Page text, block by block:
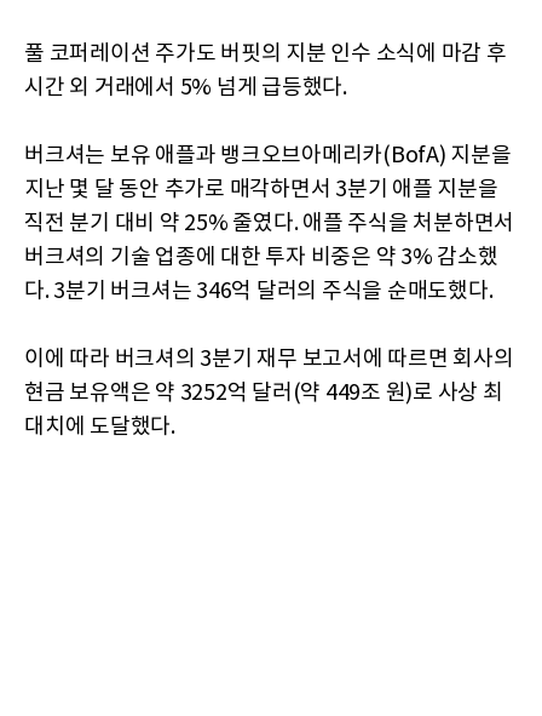
풀 코퍼레이션 주가도 버핏의 지분 인수 소식에 마감 후
시간 외 거래에서 5% 넘게 급등했다.
버크셔는 보유 애플과 뱅크오브아메리카(BofA) 지분을
지난 몇 달 동안 추가로 매각하면서 3분기 애플 지분을
직전 분기 대비 약 25% 줄였다. 애플 주식을 처분하면서
버크셔의 기술 업종에 대한 투자 비중은 약 3% 감소했
다. 3분기 버크셔는 346억 달러의 주식을 순매도했다.
이에 따라 버크셔의 3분기 재무 보고서에 따르면 회사의
현금 보유액은 약 3252억 달러(약 449조 원)로 사상 최
대치에 도달했다.